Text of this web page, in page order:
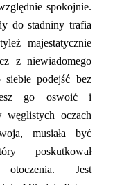
spokojnie.
do stadniny trafia
majestatycznie
z niewiadomego
podejść bez
go oswoić i
oczach
musiała być
poskutkował
otoczenia. Jest